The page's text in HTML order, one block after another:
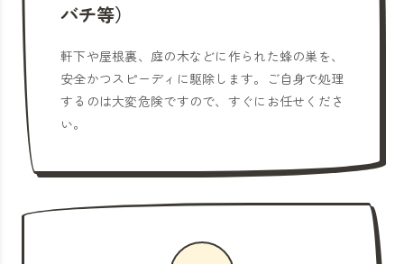
バチ等）
軒下や屋根裏、庭の木などに作られた蜂の巣を、
安全かつスピーディに駆除します。ご自身で処理
するのは大変危険ですので、すぐにお任せくださ
い。